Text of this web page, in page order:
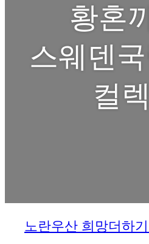
황혼
스웨덴
컬
노란우산 희망더하